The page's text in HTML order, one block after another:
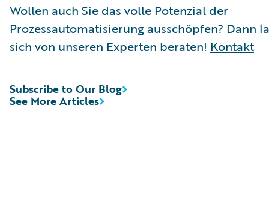
Wollen auch Sie das volle Potenzial der
Prozessautomatisierung ausschöpfen? Dann
sich von unseren Experten beraten! Kontakt
See More Articles
Subscribe to Our Blog